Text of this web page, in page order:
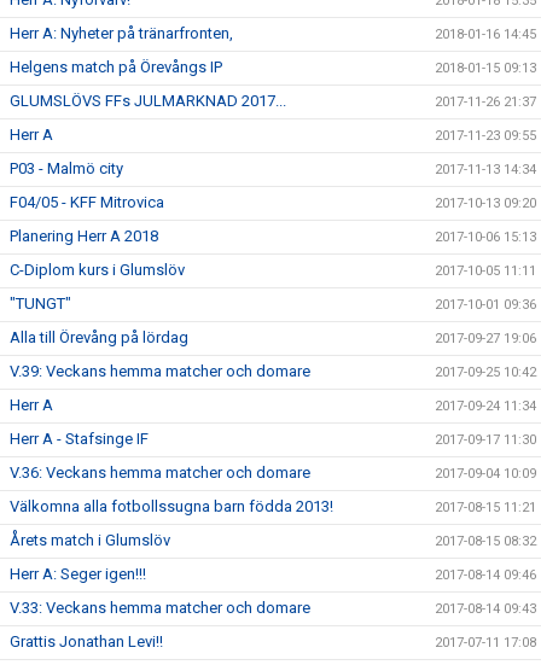
Herr A: Nyheter på tränarfronten, 2018-01-16 14:45
Helgens match på Örevångs IP 2018-01-15 09:13
GLUMSLÖVS FFs JULMARKNAD 2017... 2017-11-26 21:37
Herr A 2017-11-23 09:55
P03 - Malmö city 2017-11-13 14:34
F04/05 - KFF Mitrovica 2017-10-13 09:20
Planering Herr A 2018 2017-10-06 15:13
C-Diplom kurs i Glumslöv 2017-10-05 11:11
"TUNGT" 2017-10-01 09:36
Alla till Örevång på lördag 2017-09-27 19:06
V.39: Veckans hemma matcher och domare 2017-09-25 10:42
Herr A 2017-09-24 11:34
Herr A - Stafsinge IF 2017-09-17 11:30
V.36: Veckans hemma matcher och domare 2017-09-04 10:09
Välkomna alla fotbollssugna barn födda 2013! 2017-08-15 11:21
Årets match i Glumslöv 2017-08-15 08:32
Herr A: Seger igen!!! 2017-08-14 09:46
V.33: Veckans hemma matcher och domare 2017-08-14 09:43
Grattis Jonathan Levi!! 2017-07-11 17:08